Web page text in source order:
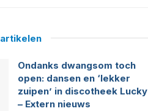
artikelen
Ondanks dwangsom toch
open: dansen en ‘lekker
zuipen’ in discotheek Lucky
– Extern nieuws